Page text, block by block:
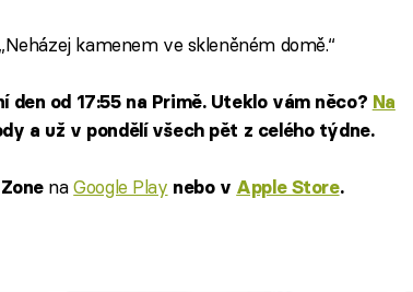
kamenem ve skleněném domě.“
od 17:55 na Primě. Uteklo vám něco? Na
a už v pondělí všech pět z celého týdne.
naGoogle Play nebo v Apple Store.